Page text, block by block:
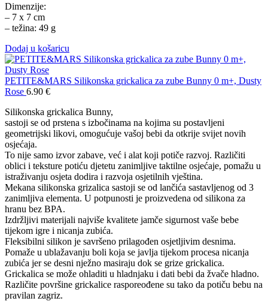
Dimenzije:
– 7 x 7 cm
– težina: 49 g
Dodaj u košaricu
PETITE&MARS Silikonska grickalica za zube Bunny 0 m+, Dusty
Rose 6.90 €
Silikonska grickalica Bunny,
sastoji se od prstena s izbočinama na kojima su postavljeni
geometrijski likovi, omogućuje vašoj bebi da otkrije svijet novih
osjećaja.
To nije samo izvor zabave, već i alat koji potiče razvoj. Različiti
oblici i teksture potiću djetetu zanimljive taktilne osjećaje, pomažu u
istraživanju osjeta dodira i razvoja osjetilnih vještina.
Mekana silikonska grizalica sastoji se od lančića sastavljenog od 3
zanimljiva elementa. U potpunosti je proizvedena od silikona za
hranu bez BPA.
Izdržljivi materijali najviše kvalitete jamče sigurnost vaše bebe
tijekom igre i nicanja zubića.
Fleksibilni silikon je savršeno prilagođen osjetljivim desnima.
Pomaže u ublažavanju boli koja se javlja tijekom procesa nicanja
zubića jer se desni nježno masiraju dok se grize grickalica.
Grickalica se može ohladiti u hladnjaku i dati bebi da žvače hladno.
Različite površine grickalice rasporeođene su tako da potiču bebu na
pravilan zagriz.